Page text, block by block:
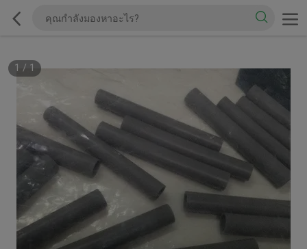
1 / 1